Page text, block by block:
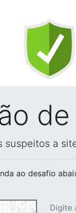
a
ao desafio
Digite